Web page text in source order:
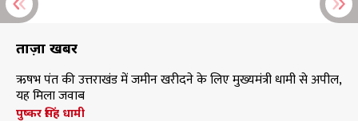
ताज़ा खबरें
ऋषभ पंत की उत्तराखंड में जमीन खरीदने के लिए मुख्यमंत्री धामी से अपील,
यह मिला जवाब
पुष्कर सिंह धामी